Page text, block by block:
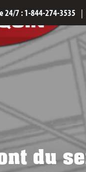
24/7 :1-844-274-3535 |
du